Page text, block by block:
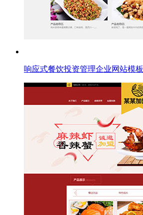
响应式餐饮投资管理企业网站模板